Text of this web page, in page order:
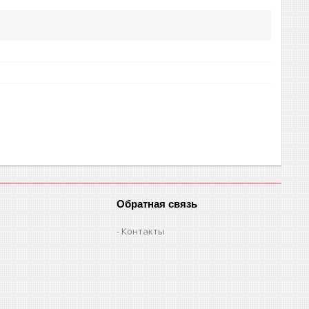
Обратная связь
Контакты